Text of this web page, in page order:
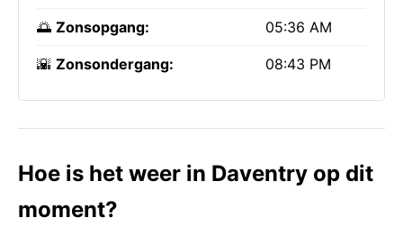
🌅 Zonsopgang: 05:36 AM
🌇 Zonsondergang: 08:43 PM
Hoe is het weer in Daventry op dit
moment?